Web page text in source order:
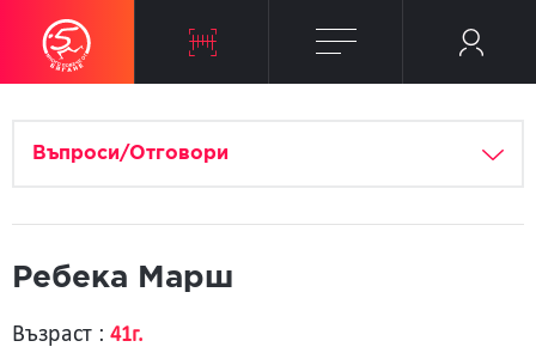
Въпроси/Отговори
Ребека Марш
Възраст : 41г.